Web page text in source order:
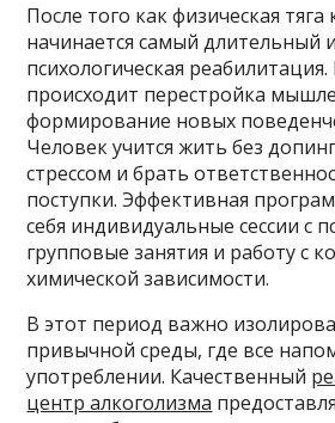
После того как физическая
начинается самый длительный
психологическая
происходит перестройка
формирование новых
Человек учится жить без
стрессом и брать
поступки. Эффективная
себя индивидуальные сессии с
групповые занятия и работу с
химической зависимости.
В этот период важно
привычной среды, где все
употреблении. Качественный
центр алкоголизма